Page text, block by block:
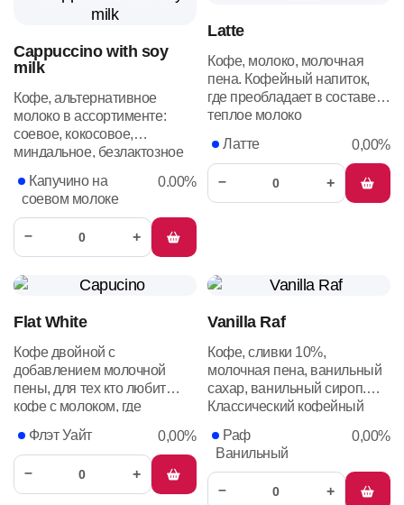
Cappuccino with soy
milk
Кофе, альтернативное
молоко в ассортименте:
соевое, кокосовое,
миндальное, безлактозное
Капучино на
соевом молоке
0.00%
– +
Latte
Кофе, молоко, молочная
пена. Кофейный напиток,
где преобладает в составе
теплое молоко
Латте
0,00%
– +
Flat White
Кофе двойной с
добавлением молочной
пены, для тех кто любит
кофе с молоком, где
зерен. Популярный
кофейный напиток среди
молодых людей,
альтернатива капучино.
Флэт Уайт 0,00%
– +
Vanilla Raf
Кофе, сливки 10%,
молочная пена, ванильный
сахар, ванильный сироп.
Классический кофейный
кофейный
Раф
Ванильный
0,00%
– +